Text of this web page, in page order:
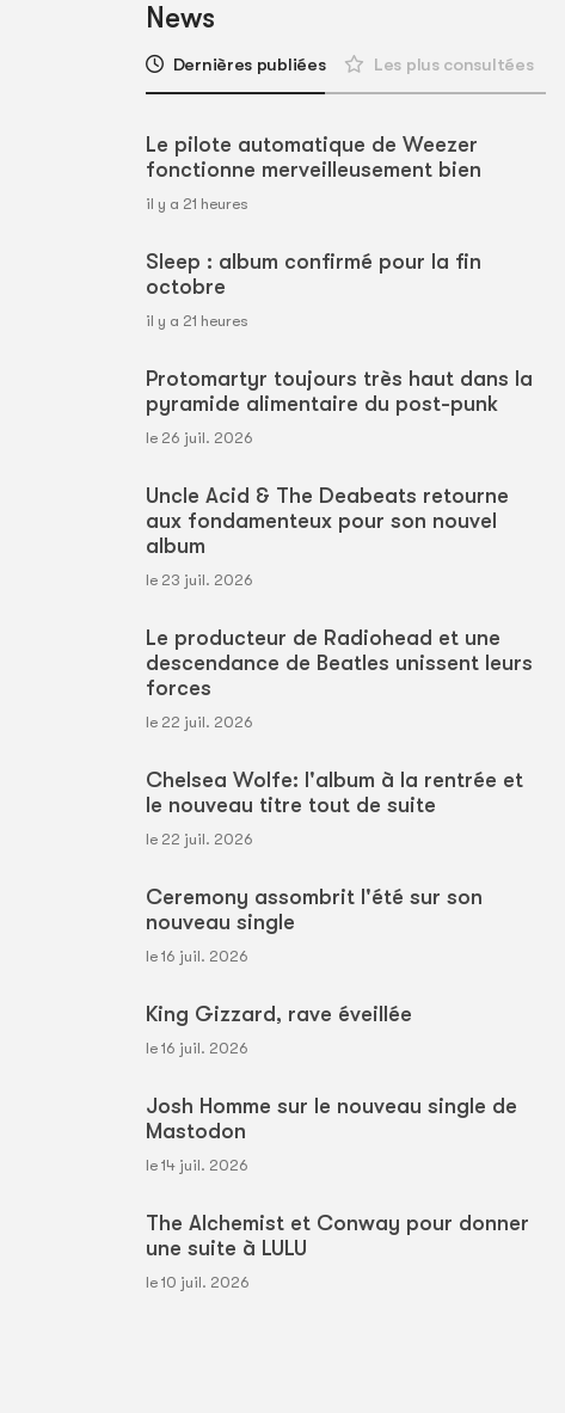
News
Dernières publiées Les plus consultées
Le pilote automatique de Weezer
fonctionne merveilleusement bien
il y a 21 heures
Sleep : album confirmé pour la fin
octobre
il y a 21 heures
Protomartyr toujours très haut dans la
pyramide alimentaire du post-punk
le 26 juil. 2026
Uncle Acid & The Deabeats retourne
aux fondamenteux pour son nouvel
album
le 23 juil. 2026
Le producteur de Radiohead et une
descendance de Beatles unissent leurs
forces
le 22 juil. 2026
Chelsea Wolfe: l'album à la rentrée et
le nouveau titre tout de suite
le 22 juil. 2026
Ceremony assombrit l'été sur son
nouveau single
le 16 juil. 2026
King Gizzard, rave éveillée
le 16 juil. 2026
Josh Homme sur le nouveau single de
Mastodon
le 14 juil. 2026
The Alchemist et Conway pour donner
une suite à LULU
le 10 juil. 2026